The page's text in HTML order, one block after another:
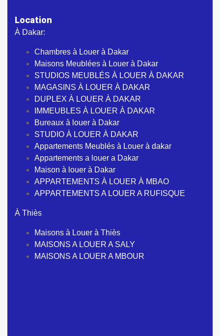
Location
À Dakar:
Chambres à Louer à Dakar
Maisons Meublées à Louer à Dakar
STUDIOS MEUBLÉS À LOUER À DAKAR
MAGASINS À LOUER À DAKAR
DUPLEX À LOUER À DAKAR
IMMEUBLES À LOUER À DAKAR
Bureaux à louer à Dakar
STUDIO À LOUER À DAKAR
Appartements Meublés à Louer à dakar
Appartements a louer a Dakar
Maison à louer à Dakar
APPARTEMENTS À LOUER À MBAO
APPARTEMENTS A LOUER A RUFISQUE
À Thiès
Maisons à Louer à Thiès
MAISONS A LOUER A SALY
MAISONS A LOUER A MBOUR